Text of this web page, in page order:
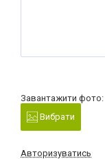
Завантажити фото:
Вибрати
Авторизуватись